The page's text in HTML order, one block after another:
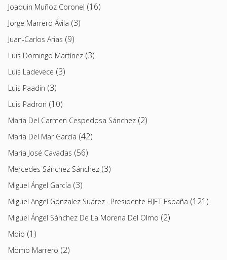
Joaquin Muñoz Coronel (16)
Jorge Marrero Ávila (3)
Juan-Carlos Arias (9)
Luis Domingo Martínez (3)
Luis Ladevece (3)
Luis Paadín (3)
Luis Padron (10)
María Del Carmen Cespedosa Sánchez (2)
María Del Mar García (42)
Maria José Cavadas (56)
Mercedes Sánchez Sánchez (3)
Miguel Ángel García (3)
Miguel Angel Gonzalez Suárez · Presidente FIJET España (121)
Miguel Ángel Sánchez De La Morena Del Olmo (2)
Moio (1)
Momo Marrero (2)